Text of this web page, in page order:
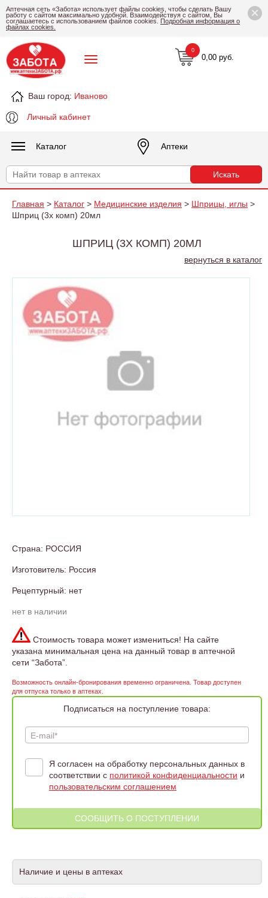
×
Аптечная сеть «Забота» использует файлы cookies, чтобы сделать Вашу
работу с сайтом максимально удобной. Взаимодействуя с сайтом, Вы
соглашаетесь с использованием файлов cookies. Подробная информация о
файлах cookies.
Ваш город: Иваново
Личный кабинет
0,00 руб.
0
Каталог Аптеки
Главная > Каталог > Медицинские изделия > Шприцы, иглы >
Шприц (3х комп) 20мл
ШПРИЦ (3Х КОМП) 20МЛ
вернуться в каталог
Страна: РОССИЯ
Изготовитель: Россия
Рецептурный: нет
нет в наличии
Стоимость товара может измениться! На сайте
указана минимальная цена на данный товар в аптечной
сети “Забота”.
Возможность онлайн-бронирования временно ограничена. Товар доступен
для отпуска только в аптеках.
Подписаться на поступление товара:
E-mail*
Я согласен на обработку персональных данных в
соответствии с политикой конфиденциальности и
пользовательским соглашением
Наличие и цены в аптеках